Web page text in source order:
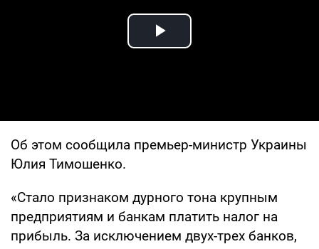
Play Video
Об этом сообщила премьер-министр Украины
Юлия Тимошенко.
«Стало признаком дурного тона крупным
предприятиям и банкам платить налог на
прибыль. За исключением двух-трех банков,